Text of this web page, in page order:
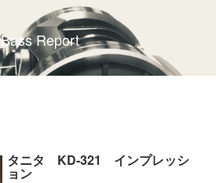
Bass Report
タニタ KD-321 インプレッシ
ョン